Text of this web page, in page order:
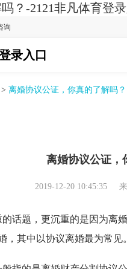
？-2121非凡体育登
询
录入口
> 离婚协议公证，你真的了解吗？
离婚协议公证，
2019-12-20 10:45:35
话题，更沉重的是因为离
，其中以协议离婚最为常见